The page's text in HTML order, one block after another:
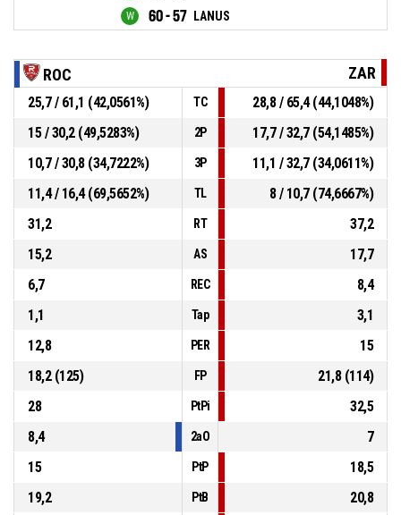
60 - 57 LANUS
ROC ZAR
25,7 / 61,1 (42,0561%) TC
28,8 / 65,4 (44,1048%)
15 / 30,2 (49,5283%)
2P
17,7 / 32,7 (54,1485%)
10,7 / 30,8 (34,7222%)
3P
11,1 / 32,7 (34,0611%)
11,4 / 16,4 (69,5652%)
TL
8 / 10,7 (74,6667%)
31,2
RT
37,2
15,2
AS
17,7
6,7
REC
8,4
1,1
Tap
3,1
12,8
PER
15
18,2 (125)
FP
21,8 (114)
28
PtPi
32,5
8,4
2aO
7
15
PtP
18,5
19,2
PtB
20,8